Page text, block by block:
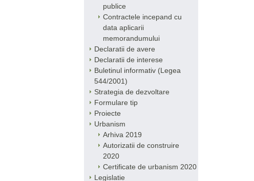
publice
Contractele incepand cu
data aplicarii
memorandumului
Declaratii de avere
Declaratii de interese
Buletinul informativ (Legea
544/2001)
Strategia de dezvoltare
Formulare tip
Proiecte
Urbanism
Arhiva 2019
Autorizatii de construire
2020
Certificate de urbanism 2020
Legislatie